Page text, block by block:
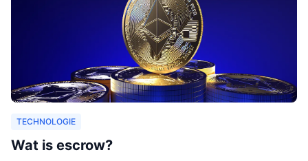
TECHNOLOGIE
Wat is escrow?